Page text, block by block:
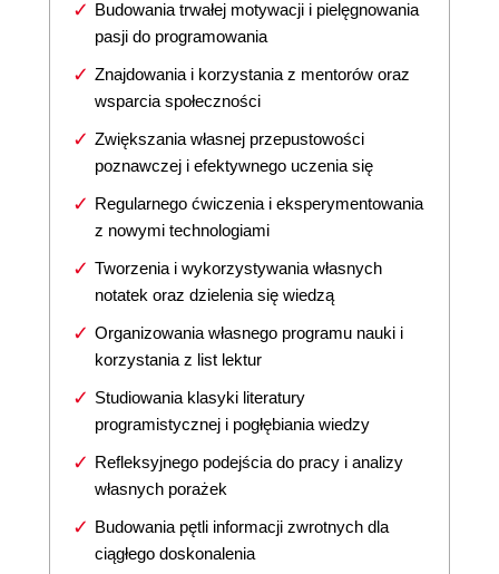
Budowania trwałej motywacji i pielęgnowania
pasji do programowania
Znajdowania i korzystania z mentorów oraz
wsparcia społeczności
Zwiększania własnej przepustowości
poznawczej i efektywnego uczenia się
Regularnego ćwiczenia i eksperymentowania
z nowymi technologiami
Tworzenia i wykorzystywania własnych
notatek oraz dzielenia się wiedzą
Organizowania własnego programu nauki i
korzystania z list lektur
Studiowania klasyki literatury
programistycznej i pogłębiania wiedzy
Refleksyjnego podejścia do pracy i analizy
własnych porażek
Budowania pętli informacji zwrotnych dla
ciągłego doskonalenia